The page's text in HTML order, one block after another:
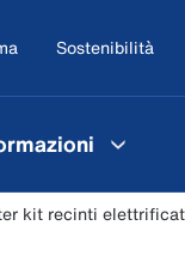
Sostenibilità
kit recinti